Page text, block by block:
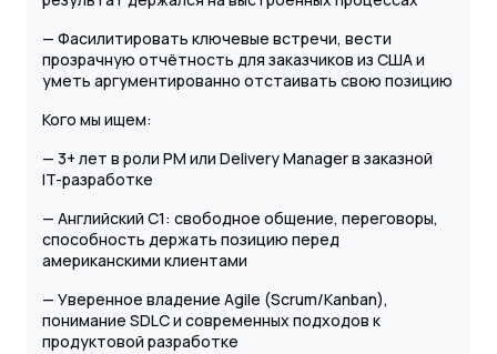
— Фасилитировать ключевые встречи, вести
прозрачную отчётность для заказчиков из США и
уметь аргументированно отстаивать свою позицию
Кого мы ищем:
— 3+ лет в роли PM или Delivery Manager в заказной
IT-разработке
— Английский C1: свободное общение, переговоры,
способность держать позицию перед
американскими клиентами
— Уверенное владение Agile (Scrum/Kanban),
понимание SDLC и современных подходов к
продуктовой разработке